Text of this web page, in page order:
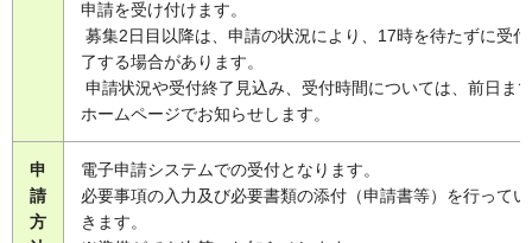
申請を受け付けます。
募集2日目以降は、申請の状況により、17時を待たずに受
了する場合があります。
申請状況や受付終了見込み、受付時間については、前日ま
ホームページでお知らせします。
申
請
方
電子申請システムでの受付となります。
必要事項の入力及び必要書類の添付（申請書等）を行って
きます。